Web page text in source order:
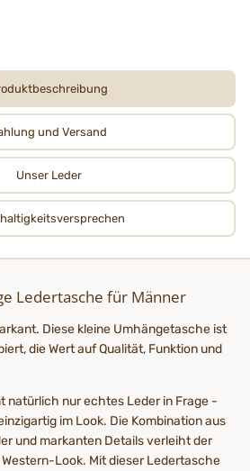
und Versand
Unser Leder
Ledertasche für Männer
Diese kleine Umhängetasche ist
die Wert auf Qualität, Funktion und
natürlich nur echtes Leder in Frage -
im Look. Die Kombination aus
und markanten Details verleiht der
Look. Mit dieser Ledertasche